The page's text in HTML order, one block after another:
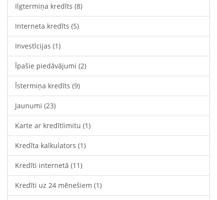
Ilgtermiņa kredīts (8)
Interneta kredīts (5)
Investīcijas (1)
Īpašie piedāvājumi (2)
Īstermiņa kredīts (9)
Jaunumi (23)
Karte ar kredītlimitu (1)
Kredīta kalkulators (1)
Kredīti internetā (11)
Kredīti uz 24 mēnešiem (1)